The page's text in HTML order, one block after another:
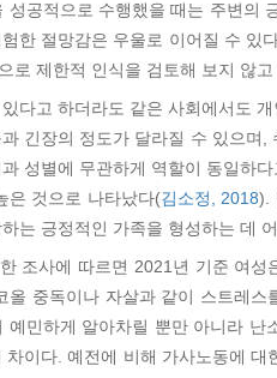
성공적으로 수행했을 때는 주변의
한 절망감은 우울로 이어질 수 있
로 제한적 인식을 검토해 보지 않
다고 하더라도 같은 사회에서도
긴장의 정도가 달라질 수 있으
성별에 무관하게 역할이 동일하
은 것으로 나타났다(김소정, 2018).
는 긍정적인 가족을 형성하는 데
조사에 따르면 2021년 기준 여
올 중독이나 자살과 같이 스트레
예민하게 알아차릴 뿐만 아니라
차이다. 예전에 비해 가사노동에